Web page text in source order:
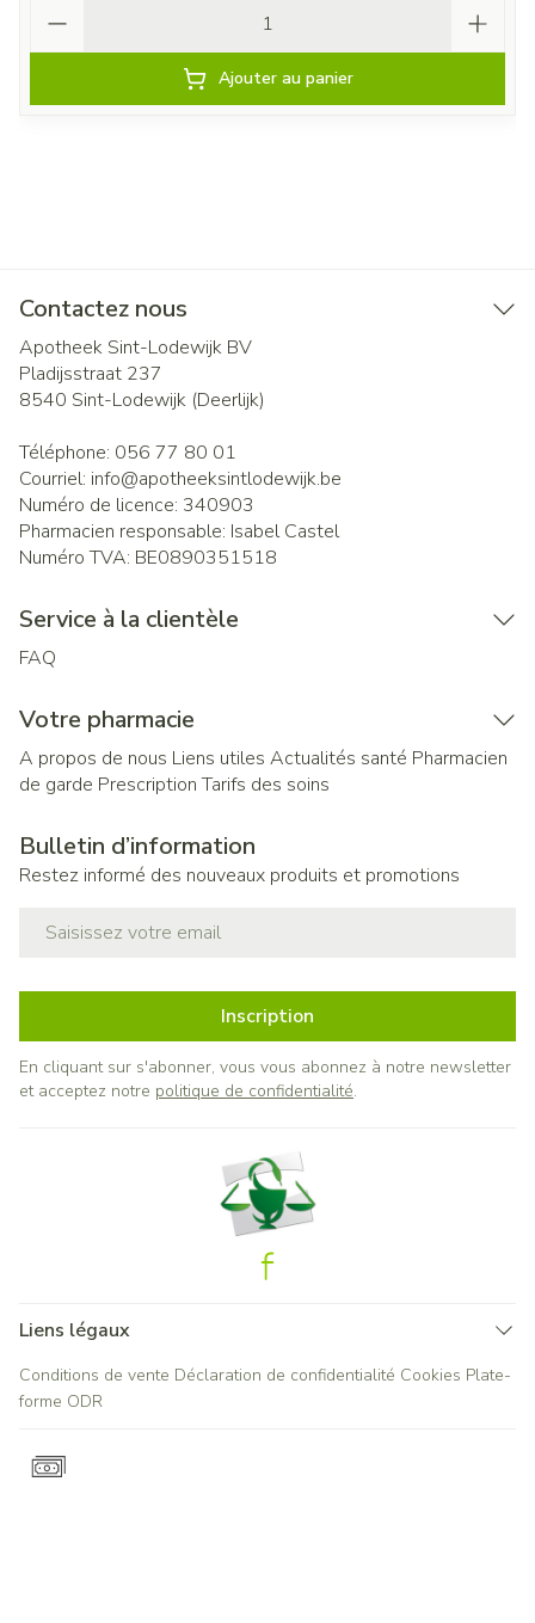
Ajouter au panier
Contactez nous
Apotheek Sint-Lodewijk BV
Pladijsstraat 237
8540 Sint-Lodewijk (Deerlijk)
Téléphone: 056 77 80 01
Courriel: info@apotheeksintlodewijk.be
Numéro de licence: 340903
Pharmacien responsable: Isabel Castel
Numéro TVA: BE0890351518
Service à la clientèle
FAQ
Votre pharmacie
A propos de nous Liens utiles Actualités santé Pharmacien
de garde Prescription Tarifs des soins
Bulletin d’information
Restez informé des nouveaux produits et promotions
Inscription
En cliquant sur s'abonner, vous vous abonnez à notre newsletter
et acceptez notre politique de confidentialité.
Liens légaux
Conditions de vente Déclaration de confidentialité Cookies Plate-
forme ODR